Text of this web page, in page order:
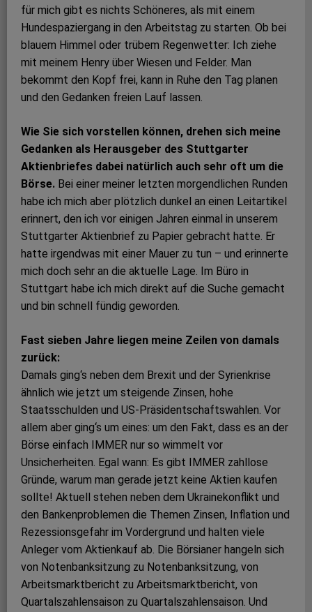
für mich gibt es nichts Schöneres, als mit einem
Hundespaziergang in den Arbeitstag zu starten. Ob bei
blauem Himmel oder trübem Regenwetter: Ich ziehe
mit meinem Henry über Wiesen und Felder. Man
bekommt den Kopf frei, kann in Ruhe den Tag planen
und den Gedanken freien Lauf lassen.
Wie Sie sich vorstellen können, drehen sich meine
Gedanken als Herausgeber des Stuttgarter
Aktienbriefes dabei natürlich auch sehr oft um die
Börse. Bei einer meiner letzten morgendlichen Runden
habe ich mich aber plötzlich dunkel an einen Leitartikel
erinnert, den ich vor einigen Jahren einmal in unserem
Stuttgarter Aktienbrief zu Papier gebracht hatte. Er
hatte irgendwas mit einer Mauer zu tun – und erinnerte
mich doch sehr an die aktuelle Lage. Im Büro in
Stuttgart habe ich mich direkt auf die Suche gemacht
und bin schnell fündig geworden.
Fast sieben Jahre liegen meine Zeilen von damals
zurück:
Damals ging‘s neben dem Brexit und der Syrienkrise
ähnlich wie jetzt um steigende Zinsen, hohe
Staatsschulden und US-Präsidentschaftswahlen. Vor
allem aber ging‘s um eines: um den Fakt, dass es an der
Börse einfach IMMER nur so wimmelt vor
Unsicherheiten. Egal wann: Es gibt IMMER zahllose
Gründe, warum man gerade jetzt keine Aktien kaufen
sollte! Aktuell stehen neben dem Ukrainekonflikt und
den Bankenproblemen die Themen Zinsen, Inflation und
Rezessionsgefahr im Vordergrund und halten viele
Anleger vom Aktienkauf ab. Die Börsianer hangeln sich
von Notenbanksitzung zu Notenbanksitzung, von
Arbeitsmarktbericht zu Arbeitsmarktbericht, von
Quartalszahlensaison zu Quartalszahlensaison. Und